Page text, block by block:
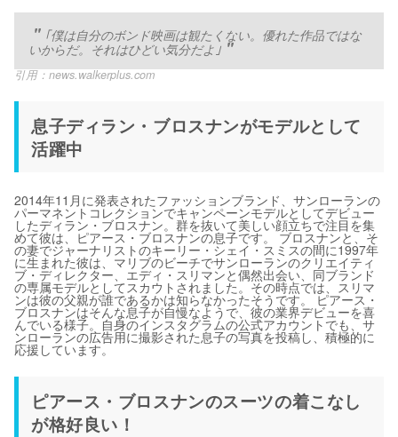
｢僕は自分のボンド映画は観たくない。優れた作品ではな
いからだ。それはひどい気分だよ｣
引用：news.walkerplus.com
息子ディラン・ブロスナンがモデルとして
活躍中
2014年11月に発表されたファッションブランド、サンローランの
パーマネントコレクションでキャンペーンモデルとしてデビュー
したディラン・ブロスナン。群を抜いて美しい顔立ちで注目を集
めて彼は、ピアース・ブロスナンの息子です。 ブロスナンと、そ
の妻でジャーナリストのキーリー・シェイ・スミスの間に1997年
に生まれた彼は、マリブのビーチでサンローランのクリエイティ
ブ・ディレクター、エディ・スリマンと偶然出会い、同ブランド
の専属モデルとしてスカウトされました。その時点では、スリマ
ンは彼の父親が誰であるかは知らなかったそうです。 ピアース・
ブロスナンはそんな息子が自慢なようで、彼の業界デビューを喜
んでいる様子。自身のインスタグラムの公式アカウントでも、サ
ンローランの広告用に撮影された息子の写真を投稿し、積極的に
応援しています。
ピアース・ブロスナンのスーツの着こなし
が格好良い！